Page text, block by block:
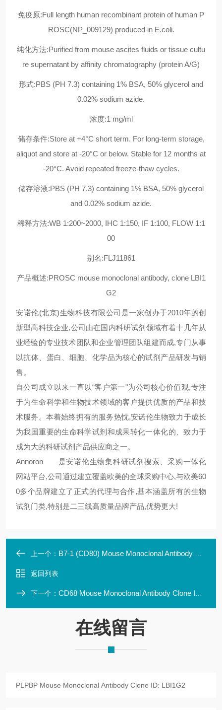
免疫原:Full length human recombinant protein of human P
ROSC(NP_009129) produced in E.coli.
纯化方法:Purified from mouse ascites fluids or tissue cultu
re supernatant by affinity chromatography (protein A/G)
形式:PBS (PH 7.3) containing 1% BSA, 50% glycerol and
0.02% sodium azide.
浓度:1 mg/ml
储存条件:Store at +4°C short term. For long-term storage,
aliquot and store at -20°C or below. Stable for 12 months at
-20°C. Avoid repeated freeze-thaw cycles.
储存溶液:PBS (PH 7.3) containing 1% BSA, 50% glycerol
and 0.02% sodium azide.
稀释方法:WB 1:200~2000, IHC 1:150, IF 1:100, FLOW 1:1
00
别名:FLJ11861
产品概述:PROSC mouse monoclonal antibody, clone LBI1
G2
安诺伦(北京)生物科技有限公司是一家创办于2010年的创
新型高科技企业,公司由在国内科研试剂领域有着十几年从
业经验的专业技术团队和企业管理团队组建而成,专门从事
以抗体、蛋白、细胞、化学品为核心的试剂产品研发与销
售。
自公司成立以来一直以“客户第一"为公司核心价值观,专注
于为生命科学和生物技术领域的客户提供优质的产品和技
术服务。本着始终拥有的服务热忱,安诺伦生物致力于成长
为我国重要的生命科学试剂和成果转化一体化的、致力于
成为大的科研试剂产品供应商之一。
Annoron——是安诺伦生物集科研试剂搜索、采购一体化
网站平台,公司通过建立覆盖欧美的全球采购中心,与欧美60
0多个品牌建立了正式的代理与合作,基本涵盖所有的生物
试剂门类,特别是二三线高质量品牌产品,优势更大!
上一个： B7-1 (CD80) Mouse Monoclonal Antibody Clone ID: UM
返回列表
下一个： CD68 Mouse Monoclonal Antibody Clone ID: UMLBI150
在线留言